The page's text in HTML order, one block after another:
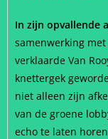
In zijn opvallende
samenwerking
verklaarde Van
knettergek
niet alleen zijn
van de groene
echo te laten